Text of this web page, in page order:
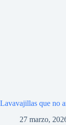
Lavavajillas que no
27 marzo,